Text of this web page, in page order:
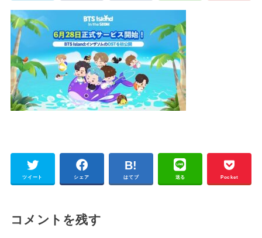
ツイート シェア はてブ 送る Pocket
コメントを残す